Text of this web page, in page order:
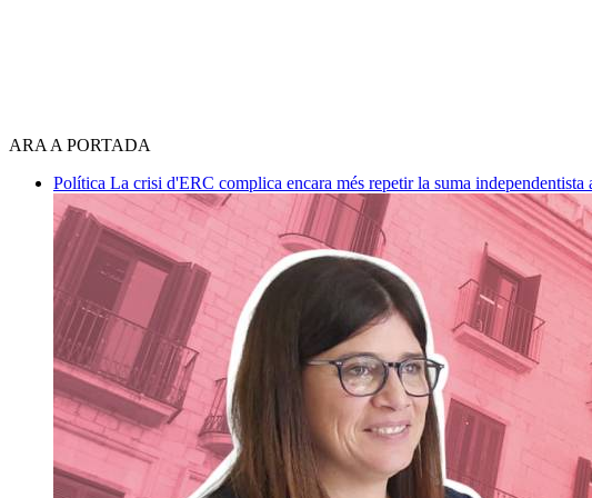
ARA A PORTADA
Política La crisi d'ERC complica encara més repetir la suma independentista